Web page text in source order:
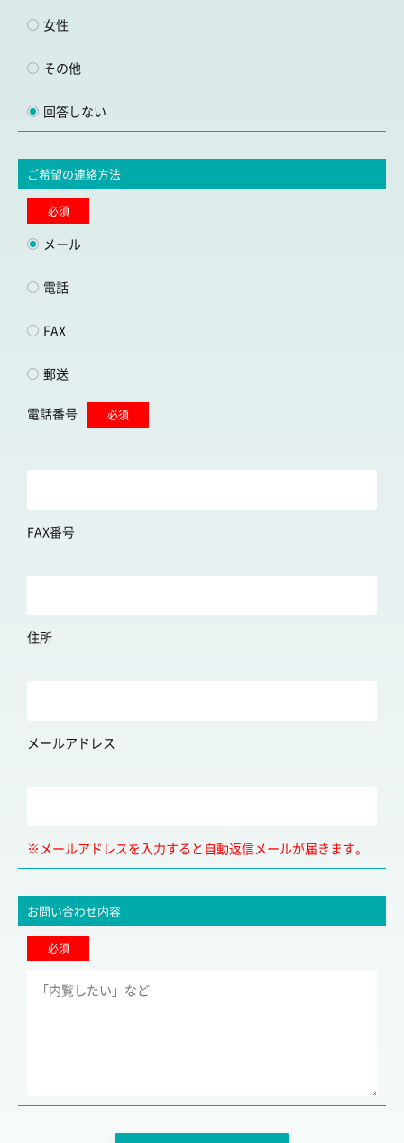
女性
その他
回答しない
ご希望の連絡方法
必須
メール
電話
FAX
郵送
電話番号 必須
FAX番号
住所
メールアドレス
※メールアドレスを入力すると自動返信メールが届きます。
お問い合わせ内容
必須